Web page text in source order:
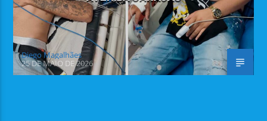
Diego Magalhães
25 DE MAIO DE 2026